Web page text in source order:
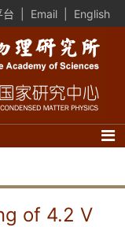
台 Email English
of 4.2 V